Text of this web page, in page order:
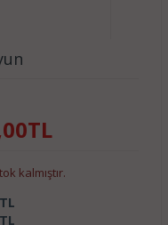
TL
kalmıştır.
TL